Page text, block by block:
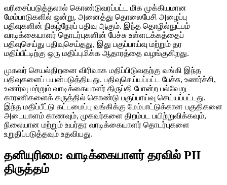
வரிசைப்படுத்தலால் கொண்டுவரப்பட்ட மிக முக்கியமான
மேம்பாடுகளில் ஒன்று, அனைத்து தொலைபேசி அழைப்பு
பதிவுகளின் நிகழ்நேரப் பதிவு ஆகும். இந்த தொழில்நுட்பம்
வாடிக்கையாளர் தொடர்புகளின் பேச்சு உள்ளடக்கத்தைப்
பதிவுசெய்து பதிவுசெய்தது, இது பகுப்பாய்வு மற்றும் தர
மதிப்பீட்டிற்கு ஒரு மதிப்புமிக்க ஆதாரத்தை வழங்குகிறது.
முகவர் செயல்திறனை விரிவாக மதிப்பிடுவதற்கு வங்கி இந்த
பதிவுகளைப் பயன்படுத்தியது. பதிவுசெய்யப்பட்ட பேச்சு, உணர்ச்சி,
உணர்வு மற்றும் வாடிக்கையாளர் திருப்தி போன்ற பல்வேறு
காரணிகளைக் கருத்தில் கொண்டு பகுப்பாய்வு செய்யப்பட்டது.
இந்த மதிப்பீட்டு கட்டமைப்பு வங்கிக்கு மேம்பாட்டுக்கான பகுதிகளை
அடையாளம் காணவும், முகவர்களை திறம்பட பயிற்றுவிக்கவும்,
நிலையான மற்றும் உயர்தர வாடிக்கையாளர் தொடர்புகளை
உறுதிப்படுத்தவும் உதவியது.
தனியுரிமை: வாடிக்கையாளர் தரவில் PII
திருத்தம்